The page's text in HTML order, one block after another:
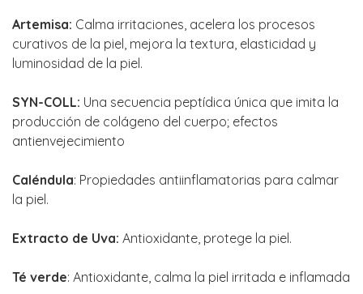
Artemisa: Calma irritaciones, acelera los procesos
curativos de la piel, mejora la textura, elasticidad y
luminosidad de la piel.
SYN-COLL: Una secuencia peptídica única que imita la
producción de colágeno del cuerpo; efectos
antienvejecimiento
Caléndula: Propiedades antiinflamatorias para calmar
la piel.
Extracto de Uva: Antioxidante, protege la piel.
Té verde: Antioxidante, calma la piel irritada e inflamada